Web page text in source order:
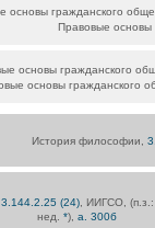
основы гражданского
Правовые основы
основы гражданского
основы гражданского
История философии,
3.144.2.25 (24) , ИИГСО,
нед.*),а. 300б